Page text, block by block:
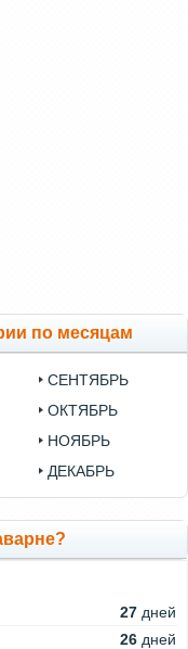
по месяцам
СЕНТЯБРЬ
ОКТЯБРЬ
НОЯБРЬ
ДЕКАБРЬ
27 дней
26 дней